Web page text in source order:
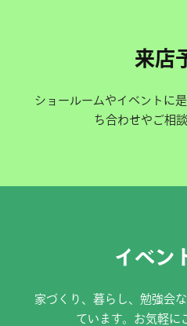
来店
ショールームやイベントに
ち合わせやご相
イベン
家づくり、暮らし、勉強会
ています。お気軽に